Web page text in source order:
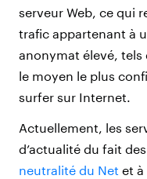
serveur Web, ce qui
trafic appartenant à
anonymat élevé, tels
le moyen le plus
surfer sur Internet.
Actuellement, les
d’actualité du fait
neutralité du Net et à